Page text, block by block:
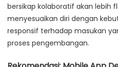
bersikap kolaboratif akan lebih
menyesuaikan diri dengan
responsif terhadap masukan
proses pengembangan.